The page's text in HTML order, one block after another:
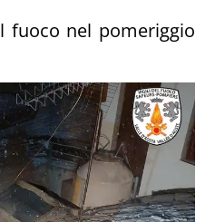
fuoco nel pomeriggio